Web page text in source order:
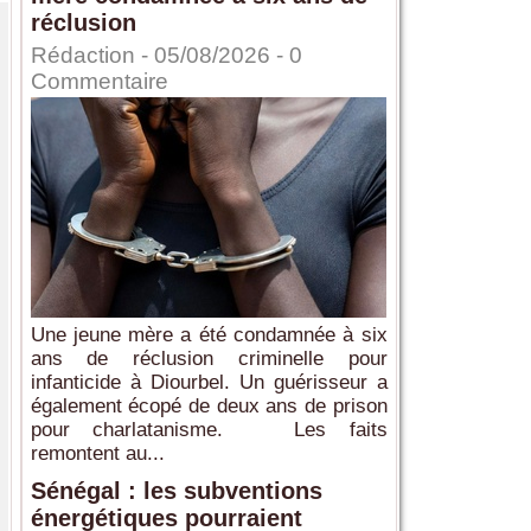
réclusion
Rédaction - 05/08/2026 - 0
Commentaire
Une jeune mère a été condamnée à six
ans de réclusion criminelle pour
infanticide à Diourbel. Un guérisseur a
également écopé de deux ans de prison
pour charlatanisme. Les faits
remontent au...
Sénégal : les subventions
énergétiques pourraient